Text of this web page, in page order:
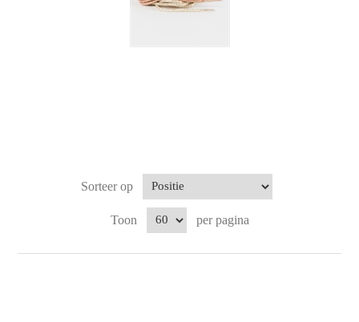
Sorteer op
Toon per pagina